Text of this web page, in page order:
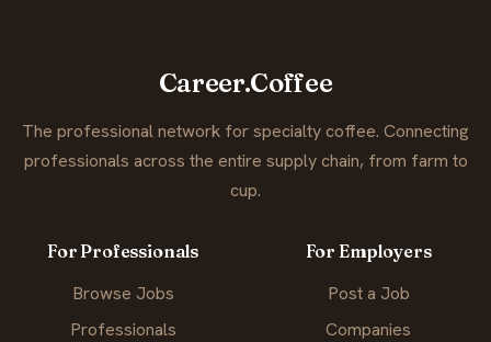
Career.Coffee
The professional network for specialty coffee. Connecting
professionals across the entire supply chain, from farm to
cup.
For Professionals
Browse Jobs
Professionals
For Employers
Post a Job
Companies